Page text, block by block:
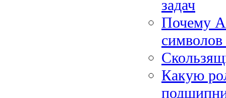
задач
Почему
Какую